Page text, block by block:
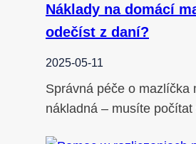
Náklady na domácí
odečíst z daní?
2025-05-11
Správná péče o mazlíčka
nákladná – musíte